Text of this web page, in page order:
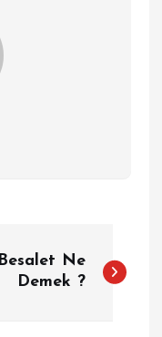
Besalet Ne
Demek ?